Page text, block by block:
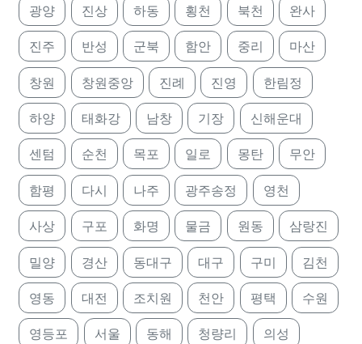
광양 진상 하동 횡천 북천 완사
진주 반성 군북 함안 중리 마산
창원 창원중앙 진례 진영 한림정
하양 태화강 남창 기장 신해운대
센텀 순천 목포 일로 몽탄 무안
함평 다시 나주 광주송정 영천
사상 구포 화명 물금 원동 삼랑진
밀양 경산 동대구 대구 구미 김천
영동 대전 조치원 천안 평택 수원
영등포 서울 동해 청량리 의성